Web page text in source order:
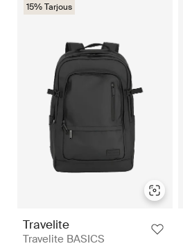
15% Tarjous
Travelite
Travelite BASICS